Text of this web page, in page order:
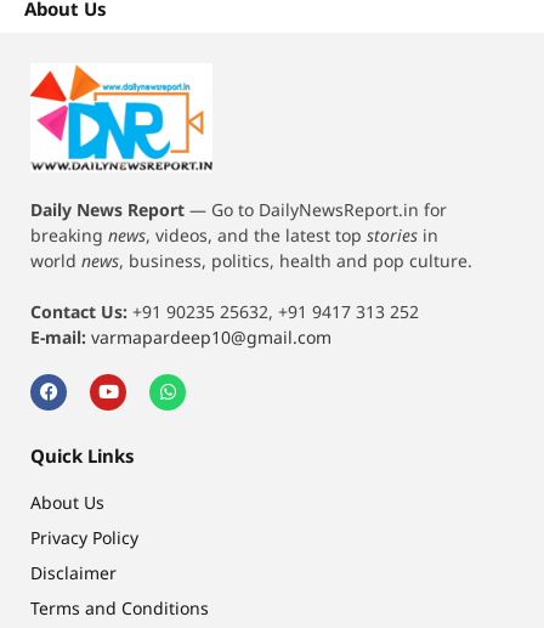
About Us
Daily News Report — Go to DailyNewsReport.in for
breaking news, videos, and the latest top stories in
world news, business, politics, health and pop culture.
Contact Us: +91 90235 25632, +91 9417 313 252
E-mail: varmapardeep10@gmail.com
Quick Links
About Us
Privacy Policy
Disclaimer
Terms and Conditions